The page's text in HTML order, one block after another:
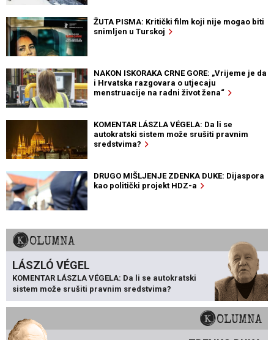
ŽUTA PISMA: Kritički film koji nije mogao biti
snimljen u Turskoj
NAKON ISKORAKA CRNE GORE: „Vrijeme je da
i Hrvatska razgovara o utjecaju
menstruacije na radni život žena“
KOMENTAR LÁSZLA VÉGELA: Da li se
autokratski sistem može srušiti pravnim
sredstvima?
DRUGO MIŠLJENJE ZDENKA DUKE: Dijaspora
kao politički projekt HDZ-a
KOLUMNA
LÁSZLÓ VÉGEL
KOMENTAR LÁSZLA VÉGELA: Da li se autokratski
sistem može srušiti pravnim sredstvima?
KOLUMNA